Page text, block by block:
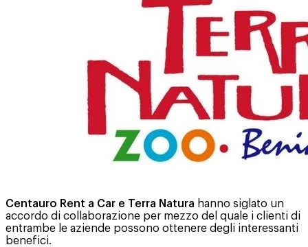
Centauro Rent a Car e Terra Natura hanno siglato un
accordo di collaborazione per mezzo del quale i clienti di
entrambe le aziende possono ottenere degli interessanti
benefici.